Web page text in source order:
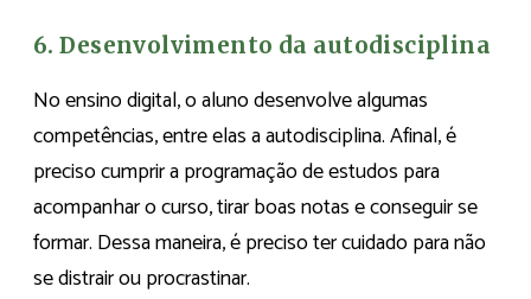
6. Desenvolvimento da autodisciplina
No ensino digital, o aluno desenvolve algumas
competências, entre elas a autodisciplina. Afinal, é
preciso cumprir a programação de estudos para
acompanhar o curso, tirar boas notas e conseguir se
formar. Dessa maneira, é preciso ter cuidado para não
se distrair ou procrastinar.